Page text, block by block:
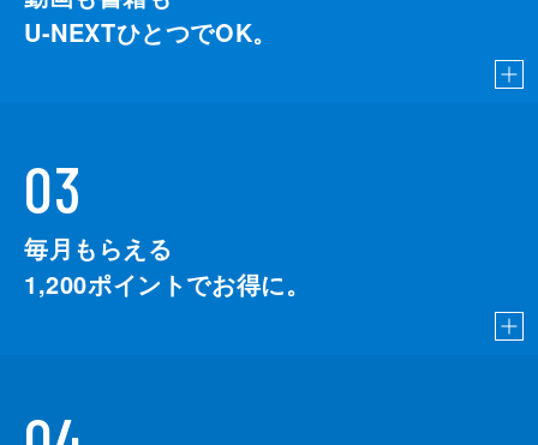
U-NEXTひとつでOK。
03
毎月もらえる
1,200ポイントでお得に。